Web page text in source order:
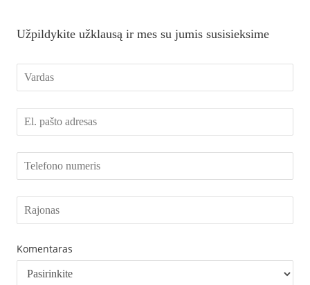
Užpildykite užklausą ir mes su jumis susisieksime
Komentaras